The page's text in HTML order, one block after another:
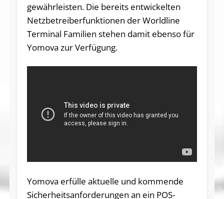
gewährleisten. Die bereits entwickelten
Netzbetreiberfunktionen der Worldline
Terminal Familien stehen damit ebenso für
Yomova zur Verfügung.
Yomova erfülle aktuelle und kommende
Sicherheitsanforderungen an ein POS-